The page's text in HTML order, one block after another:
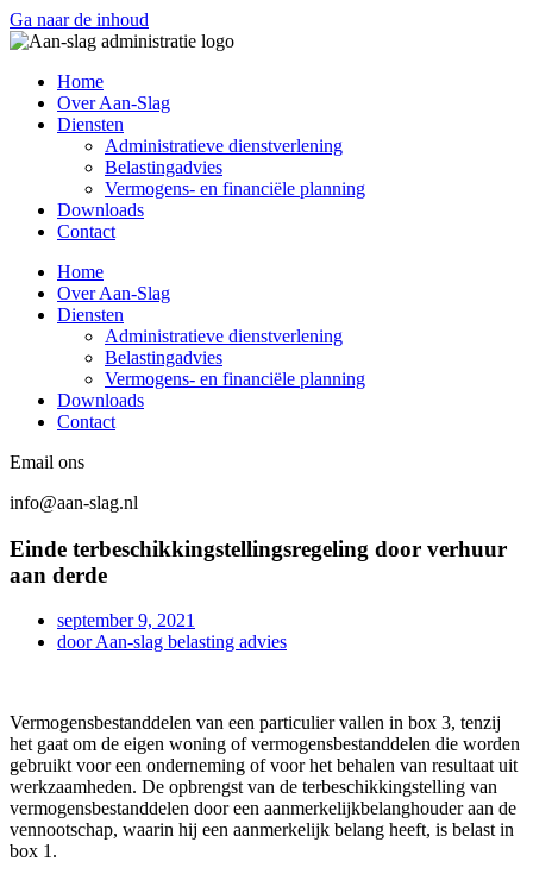
Ga naar de inhoud
Home
Over Aan-Slag
Diensten
Administratieve dienstverlening
Belastingadvies
Vermogens- en financiële planning
Downloads
Contact
Home
Over Aan-Slag
Diensten
Administratieve dienstverlening
Belastingadvies
Vermogens- en financiële planning
Downloads
Contact
Email ons
info@aan-slag.nl
Einde terbeschikkingstellingsregeling door verhuur
aan derde
september 9, 2021
doorAan-slag belasting advies
Vermogensbestanddelen van een particulier vallen in box 3, tenzij
het gaat om de eigen woning of vermogensbestanddelen die worden
gebruikt voor een onderneming of voor het behalen van resultaat uit
werkzaamheden. De opbrengst van de terbeschikkingstelling van
vermogensbestanddelen door een aanmerkelijkbelanghouder aan de
vennootschap, waarin hij een aanmerkelijk belang heeft, is belast in
box 1.